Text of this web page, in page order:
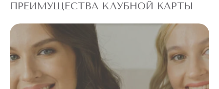
ПРЕИМУЩЕСТВА КЛУБНОЙ КАРТЫ